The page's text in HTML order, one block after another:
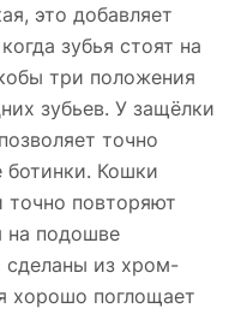
это добавляет
зубья стоят на
три положения
зубьев. У защёлки
точно
ботинки. Кошки
повторяют
на подошве
сделаны из хром-
хорошо поглощает